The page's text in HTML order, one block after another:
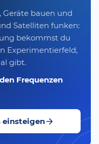
bauen und
Satelliten funken:
bekommst du
Experimentierfeld,
gibt.
Frequenzen
einsteigen